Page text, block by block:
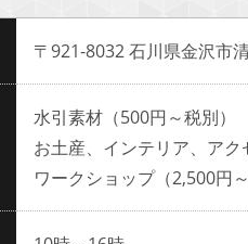
〒921-8032 石川県金沢市
水引素材（500円～税別）
お土産、インテリア、アク
ワークショップ（2,500円～